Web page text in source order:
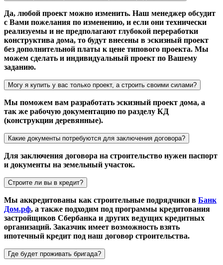
Да, любой проект можно изменить. Наш менеджер обсудит
с Вами пожелания по изменению, и если они технически
реализуемы и не предполагают глубокой переработки
конструктива дома, то будут внесены в эскизный проект
без дополнительной платы к цене типового проекта. Мы
можем сделать и индивидуальный проект по Вашему
заданию.
Могу я купить у вас только проект, а строить своими силами?
Мы поможем вам разработать эскизный проект дома, а
так же рабочую документацию по разделу КД
(конструкции деревянные).
Какие документы потребуются для заключения договора?
Для заключения договора на строительство нужен паспорт
и документы на земельный участок.
Строите ли вы в кредит?
Мы аккредитованы как строительные подрядчики в Банк
Дом.рф, а также подходим под программы кредитования
застройщиков Сбербанка и других ведущих кредитных
организаций. Заказчик имеет возможность взять
ипотечный кредит под наш договор строительства.
Где будет проживать бригада?